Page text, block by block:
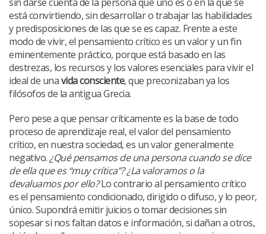
está convirtiendo, sin desarrollar o trabajar las habilidades
y predisposiciones de las que se es capaz. Frente a este
modo de vivir, el pensamiento crítico es un valor y un fin
eminentemente práctico, porque está basado en las
destrezas, los recursos y los valores esenciales para vivir el
ideal de unavida consciente, que preconizaban ya los
filósofos de la antigua Grecia.
Pero pese a que pensar críticamente es la base de todo
proceso de aprendizaje real, el valor del pensamiento
crítico, en nuestra sociedad, es un valor generalmente
negativo.¿Qué pensamos de una persona cuando se dice
de ella que es “muy crítica”? ¿La valoramos o la
devaluamos por ello?Lo contrario al pensamiento crítico
es el pensamiento condicionado, dirigido o difuso, y lo peor,
único. Supondrá emitir juicios o tomar decisiones sin
sopesar si nos faltan datos e información, si dañan a otros,